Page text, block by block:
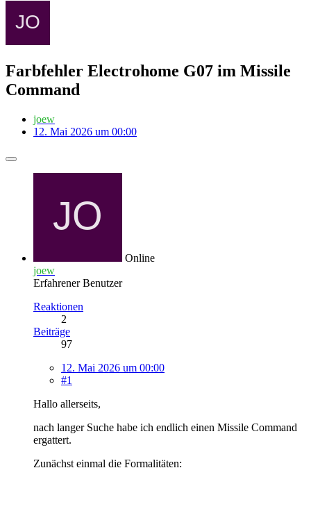
Farbfehler Electrohome G07 im Missile
Command
joew
12. Mai 2026 um 00:00
Online
joew
Erfahrener Benutzer
Reaktionen
2
Beiträge
97
12. Mai 2026 um 00:00
#1
Hallo allerseits,
nach langer Suche habe ich endlich einen Missile Command
ergattert.
Zunächst einmal die Formalitäten: